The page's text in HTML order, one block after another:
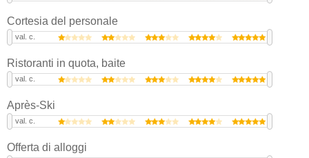
Cortesia del personale
val. c.
Ristoranti in quota, baite
val. c.
Après-Ski
val. c.
Offerta di alloggi